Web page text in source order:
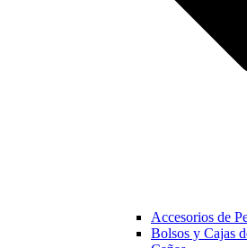
Accesorios de
Bolsos y Cajas